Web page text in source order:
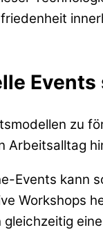
Events
zu
Arbeitsalltag
Events
Workshops